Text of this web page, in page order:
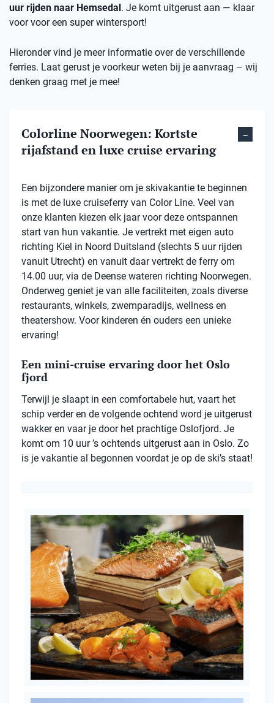
uur rijden naar Hemsedal. Je komt uitgerust aan — klaar
voor voor een super wintersport!
Hieronder vind je meer informatie over de verschillende
ferries. Laat gerust je voorkeur weten bij je aanvraag – wij
denken graag met je mee!
Colorline Noorwegen: Kortste
rijafstand en luxe cruise ervaring
Een bijzondere manier om je skivakantie te beginnen
is met de luxe cruiseferry van Color Line. Veel van
onze klanten kiezen elk jaar voor deze ontspannen
start van hun vakantie. Je vertrekt met eigen auto
richting Kiel in Noord Duitsland (slechts 5 uur rijden
vanuit Utrecht) en vanuit daar vertrekt de ferry om
14.00 uur, via de Deense wateren richting Noorwegen.
Onderweg geniet je van alle faciliteiten, zoals diverse
restaurants, winkels, zwemparadijs, wellness en
theatershow. Voor kinderen én ouders een unieke
ervaring!
Een mini-cruise ervaring door het Oslo
fjord
Terwijl je slaapt in een comfortabele hut, vaart het
schip verder en de volgende ochtend word je uitgerust
wakker en vaar je door het prachtige Oslofjord. Je
komt om 10 uur ’s ochtends uitgerust aan in Oslo. Zo
is je vakantie al begonnen voordat je op de ski’s staat!